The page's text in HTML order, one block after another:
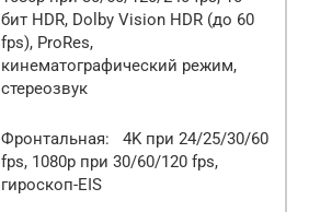
бит HDR, Dolby Vision HDR (до 60
fps), ProRes,
кинематографический режим,
стереозвук
Фронтальная: 4K при 24/25/30/60
fps, 1080p при 30/60/120 fps,
гироскоп-EIS